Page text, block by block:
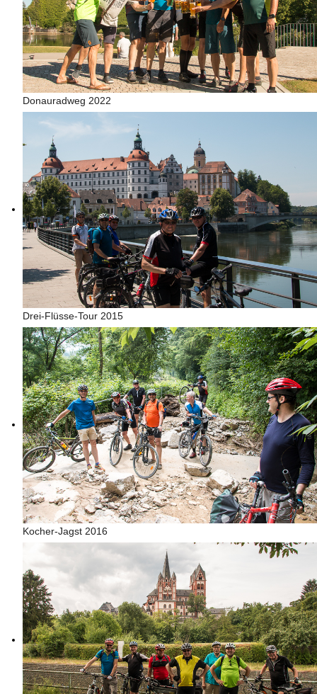
Donauradweg 2022
Drei-Flüsse-Tour 2015
Kocher-Jagst 2016